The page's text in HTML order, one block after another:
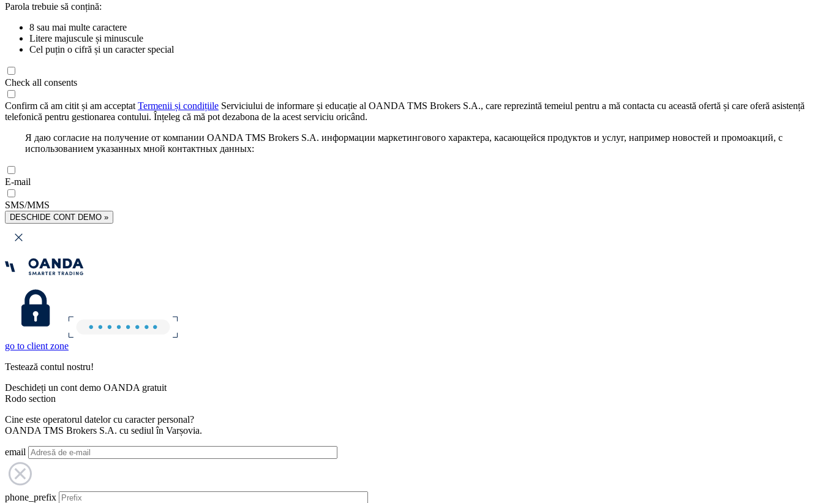
Parola trebuie să conțină:
8 sau mai multe caractere
Litere majuscule și minuscule
Cel puțin o cifră și un caracter special
Check all consents
Confirm că am citit și am acceptat Termenii și condițiile Serviciului de informare și educație al OANDA TMS Brokers S.A., care reprezintă temeiul pentru a mă contacta cu această ofertă și care oferă asistență
telefonică pentru gestionarea contului. Înțeleg că mă pot dezabona de la acest serviciu oricând.
Я даю согласие на получение от компании OANDA TMS Brokers S.A. информации маркетингового характера, касающейся продуктов и услуг, например новостей и промоакций, с
использованием указанных мной контактных данных:
E-mail
SMS/MMS
DESCHIDE CONT DEMO »
go to client zone
Testează contul nostru!
Deschideți un cont demo OANDA gratuit
Rodo section
Cine este operatorul datelor cu caracter personal?
OANDA TMS Brokers S.A. cu sediul în Varșovia.
email
phone_prefix